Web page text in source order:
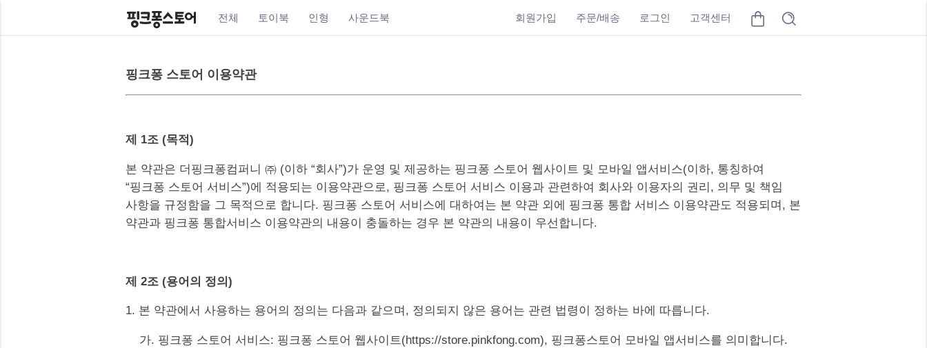
전체 토이북 인형 사운드북 회원가입 주문/배송 로그인 고객센터
핑크퐁 스토어 이용약관
제 1조 (목적)
본 약관은 더핑크퐁컴퍼니 ㈜ (이하 “회사”)가 운영 및 제공하는 핑크퐁 스토어 웹사이트 및 모바일 앱서비스(이하, 통칭하여
“핑크퐁 스토어 서비스”)에 적용되는 이용약관으로, 핑크퐁 스토어 서비스 이용과 관련하여 회사와 이용자의 권리, 의무 및 책임
사항을 규정함을 그 목적으로 합니다. 핑크퐁 스토어 서비스에 대하여는 본 약관 외에 핑크퐁 통합 서비스 이용약관도 적용되며, 본
약관과 핑크퐁 통합서비스 이용약관의 내용이 충돌하는 경우 본 약관의 내용이 우선합니다.
제 2조 (용어의 정의)
1. 본 약관에서 사용하는 용어의 정의는 다음과 같으며, 정의되지 않은 용어는 관련 법령이 정하는 바에 따릅니다.
가. 핑크퐁 스토어 서비스: 핑크퐁 스토어 웹사이트(https://store.pinkfong.com), 핑크퐁스토어 모바일 앱서비스를 의미합니다.